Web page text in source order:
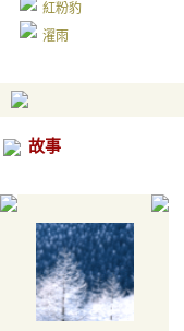
紅粉豹
濯雨
故事